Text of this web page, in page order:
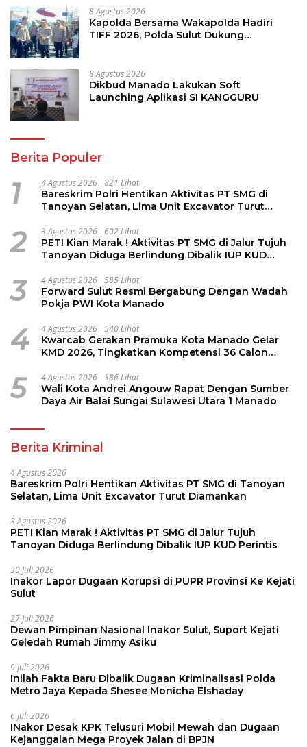
8 Agustus 2026
Kapolda Bersama Wakapolda Hadiri
TIFF 2026, Polda Sulut Dukung
8 Agustus 2026
Dikbud Manado Lakukan Soft
Launching Aplikasi SI KANGGURU
Berita Populer
1 4 Agustus 2026 821 Lihat
Bareskrim Polri Hentikan Aktivitas PT SMG di
Tanoyan Selatan, Lima Unit Excavator Turut
2 3 Agustus 2026 602 Lihat
PETI Kian Marak ! Aktivitas PT SMG di Jalur Tujuh
Tanoyan Diduga Berlindung Dibalik IUP KUD
3 4 Agustus 2026 585 Lihat
Forward Sulut Resmi Bergabung Dengan Wadah
Pokja PWI Kota Manado
4 4 Agustus 2026 540 Lihat
Kwarcab Gerakan Pramuka Kota Manado Gelar
KMD 2026, Tingkatkan Kompetensi 36 Calon
5 4 Agustus 2026 386 Lihat
Wali Kota Andrei Angouw Rapat Dengan Sumber
Daya Air Balai Sungai Sulawesi Utara 1 Manado
Berita Kriminal
4 Agustus 2026
Bareskrim Polri Hentikan Aktivitas PT SMG di Tanoyan
Selatan, Lima Unit Excavator Turut Diamankan
3 Agustus 2026
PETI Kian Marak ! Aktivitas PT SMG di Jalur Tujuh
Tanoyan Diduga Berlindung Dibalik IUP KUD Perintis
30 Juli 2026
Inakor Lapor Dugaan Korupsi di PUPR Provinsi Ke Kejati
Sulut
27 Juli 2026
Dewan Pimpinan Nasional Inakor Sulut, Suport Kejati
Geledah Rumah Jimmy Asiku
9 Juli 2026
Inilah Fakta Baru Dibalik Dugaan Kriminalisasi Polda
Metro Jaya Kepada Shesee Monicha Elshaday
6 Juli 2026
INakor Desak KPK Telusuri Mobil Mewah dan Dugaan
Kejanggalan Mega Proyek Jalan di BPJN